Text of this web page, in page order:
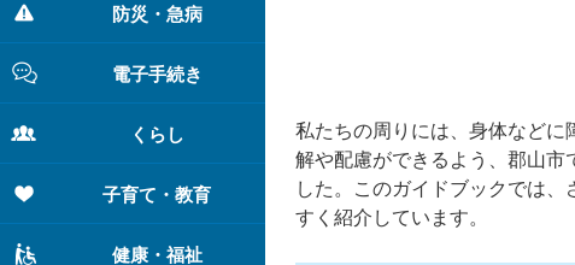
防災・急病
電子手続き
くらし
子育て・教育
健康・福祉
私たちの周りには、身体などに
解や配慮ができるよう、郡山市
した。このガイドブックでは
すく紹介しています。